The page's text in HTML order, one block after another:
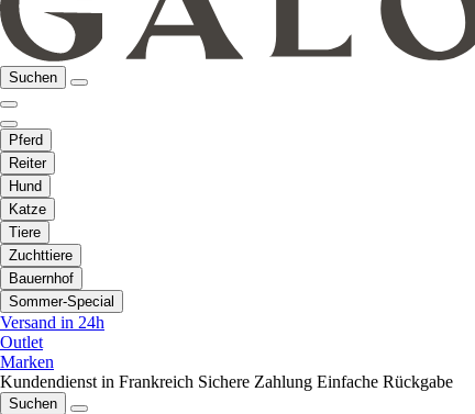
Suchen
Pferd
Reiter
Hund
Katze
Tiere
Zuchttiere
Bauernhof
Sommer-Special
Versand in 24h
Outlet
Marken
Kundendienst in Frankreich Sichere Zahlung Einfache Rückgabe
Suchen